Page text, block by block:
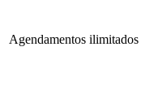
Agendamentos ilimitados